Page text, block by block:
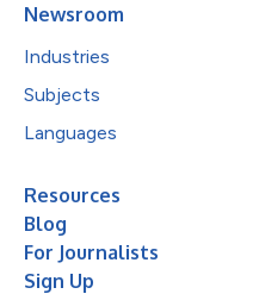
Newsroom
Industries
Subjects
Languages
Resources
Blog
For Journalists
Sign Up